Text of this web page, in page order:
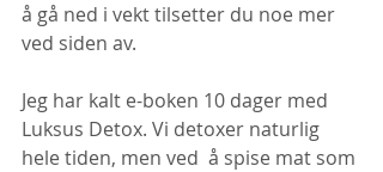
å gå ned i vekt tilsetter du noe mer
ved siden av.
Jeg har kalt e-boken 10 dager med
Luksus Detox. Vi detoxer naturlig
hele tiden, men ved  å spise mat som